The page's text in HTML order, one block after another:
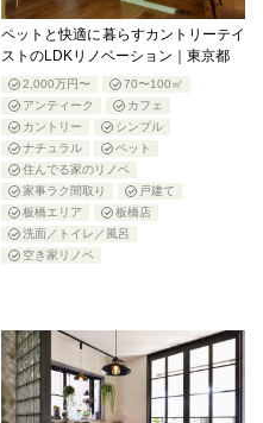
ペットと快適に暮らすカントリーテイ
ストのLDKリノベーション｜東京都
2,000万円〜
70〜100㎡
アンティーク
カフェ
カントリー
シンプル
ナチュラル
ペット
住んでる家のリノベ
家事ラク間取り
戸建て
板橋エリア
板橋店
洗面／トイレ／風呂
空き家リノベ